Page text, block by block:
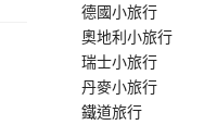
德國小旅行
奧地利小旅行
瑞士小旅行
丹麥小旅行
鐵道旅行